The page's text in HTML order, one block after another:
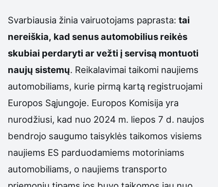
Svarbiausia žinia vairuotojams paprasta: tai
nereiškia, kad senus automobilius reikės
skubiai perdaryti ar vežti į servisą montuoti
naujų sistemų. Reikalavimai taikomi naujiems
automobiliams, kurie pirmą kartą registruojami
Europos Sąjungoje. Europos Komisija yra
nurodžiusi, kad nuo 2024 m. liepos 7 d. naujos
bendrojo saugumo taisyklės taikomos visiems
naujiems ES parduodamiems motoriniams
automobiliams, o naujiems transporto